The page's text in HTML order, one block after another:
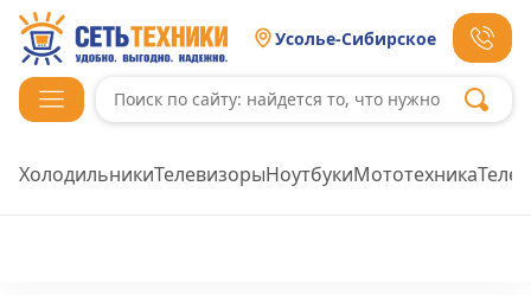
Усолье-Сибирское
ХолодильникиТелевизорыНоутбукиМототехника